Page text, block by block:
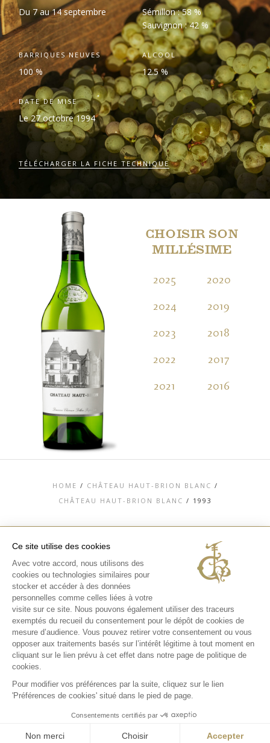
Ce site utilise des cookies
Avec votre accord, nous utilisons des
cookies ou technologies similaires pour
stocker et accéder à des données
personnelles comme celles liées à votre
visite sur ce site. Nous pouvons également utiliser des traceurs
exemptés du recueil du consentement pour le dépôt de cookies de
mesure d’audience. Vous pouvez retirer votre consentement ou vous
opposer aux traitements basés sur l’intérêt légitime à tout moment en
cliquant sur le lien prévu à cet effet dans notre page de politique de
cookies.
Pour modifier vos préférences par la suite, cliquez sur le lien
'Préférences de cookies' situé dans le pied de page.
Consentements certifiés par
Non merci Choisir Accepter
Du 7 au 14 septembre
Sémillon : 58 %
Sauvignon : 42 %
BARRIQUES NEUVES
100 %
ALCOOL
12.5 %
DATE DE MISE
Le 27 octobre 1994
TÉLÉCHARGER LA FICHE TECHNIQUE
CHOISIR SON
MILLÉSIME
2025
2024
2023
2022
2021
2020
2019
2018
2017
2016
HOME / CHÂTEAU HAUT-BRION BLANC /
CHÂTEAU HAUT-BRION BLANC / 1993
CONTACT
MENTIONS LÉGALES
CHARTE DONNÉES PERSONNELLES &
COOKIES
MÉDIATHÈQUE
EXPÉRIENCES
INSTAGRAM